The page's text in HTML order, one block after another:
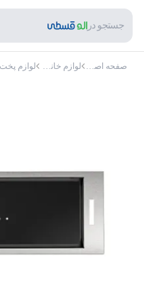
جستجو در
صفحه اصلی لوازم خانگی